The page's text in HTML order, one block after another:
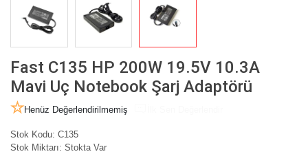
Fast C135 HP 200W 19.5V 10.3A
Mavi Uç Notebook Şarj Adaptörü
Henüz Değerlendirilmemiş
Stok Kodu: C135
Stok Miktarı: Stokta Var